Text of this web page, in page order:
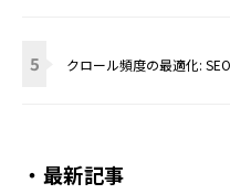
5 クロール頻度の最適化:
・最新記事